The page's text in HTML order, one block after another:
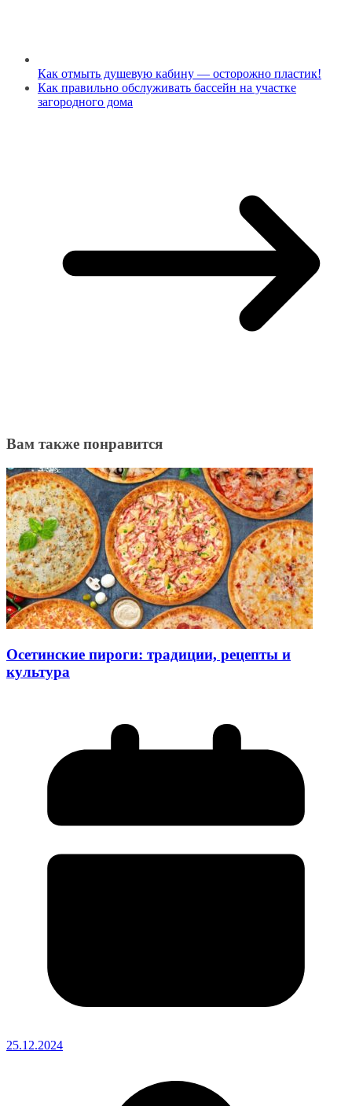
Как отмыть душевую кабину — осторожно пластик!
Как правильно обслуживать бассейн на участке
загородного дома
Вам также понравится
Осетинские пироги: традиции, рецепты и
культура
25.12.2024